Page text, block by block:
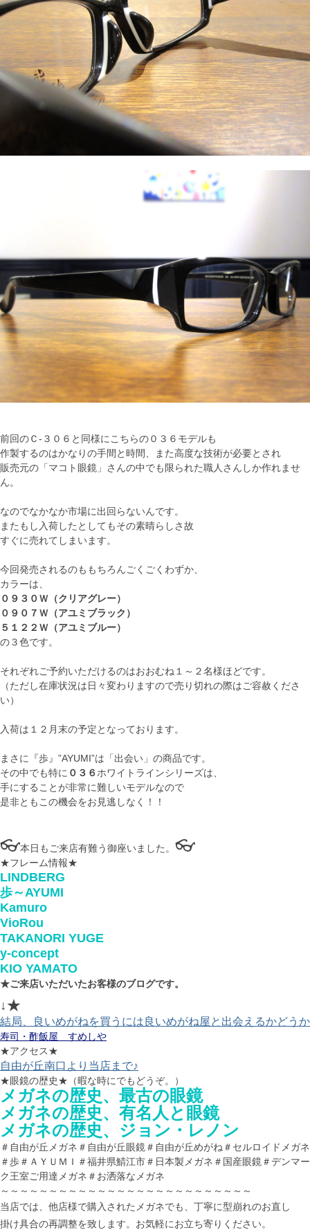
前回のＣ-３０６と同様にこちらの０３６モデルも
作製するのはかなりの手間と時間、また高度な技術が必要とされ
販売元の「マコト眼鏡」さんの中でも限られた職人さんしか作れませ
ん。
なのでなかなか市場に出回らないんです。
またもし入荷したとしてもその素晴らしさ故
すぐに売れてしまいます。
今回発売されるのももちろんごくごくわずか、
カラーは、
０９３０Ｗ（クリアグレー）
０９０７Ｗ（アユミブラック）
５１２２Ｗ（アユミブルー）
の３色です。
それぞれご予約いただけるのはおおむね１～２名様ほどです。
（ただし在庫状況は日々変わりますので売り切れの際はご容赦くださ
い）
入荷は１２月末の予定となっております。
まさに『歩』”AYUMI”は「出会い」の商品です。
その中でも特に ０３６ ホワイトラインシリーズは、
手にすることが非常に難しいモデルなので
是非ともこの機会をお見逃しなく！！
👓本日もご来店有難う御座いました。 👓
★フレーム情報★
LINDBERG
歩～AYUMI
Kamuro
VioRou
TAKANORI YUGE
y-concept
KIO YAMATO
★ご来店いただいたお客様のブログです。
↓★
結局、良いめがねを買うには良いめがね屋と出会えるかどうか
寿司・酢飯屋 すめしや
★アクセス★
自由が丘南口より当店まで♪
★眼鏡の歴史★（暇な時にでもどうぞ。）
メガネの歴史、最古の眼鏡
メガネの歴史、有名人と眼鏡
メガネの歴史、ジョン・レノン
＃自由が丘メガネ＃自由が丘眼鏡＃自由が丘めがね＃セルロイドメガネ
＃歩＃ＡＹＵＭＩ＃福井県鯖江市＃日本製メガネ＃国産眼鏡＃デンマー
ク王室ご用達メガネ＃お洒落なメガネ
～～～～～～～～～～～～～～～～～～～～～～～～～～
当店では、他店様で購入されたメガネでも、丁寧に型崩れのお直し
掛け具合の再調整を致します。お気軽にお立ち寄りください。